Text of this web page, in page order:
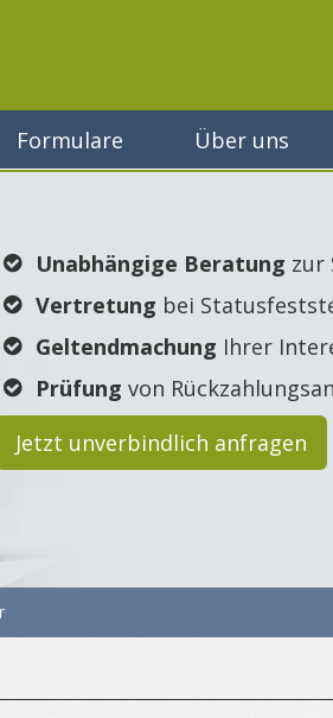
Formulare Über uns
Unabhängige Beratung zur
Vertretung bei
Geltendmachung Ihrer
Prüfung von
Jetzt unverbindlich anfragen